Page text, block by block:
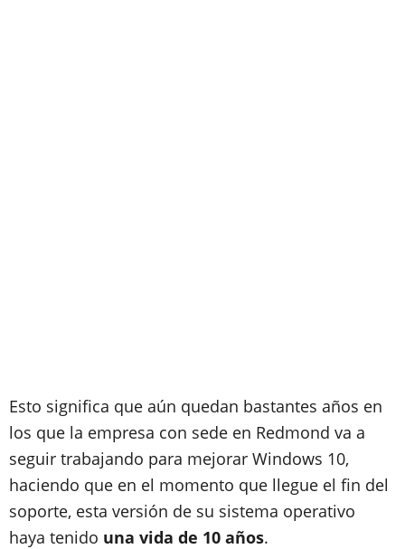
Esto significa que aún quedan bastantes años en
los que la empresa con sede en Redmond va a
seguir trabajando para mejorar Windows 10,
haciendo que en el momento que llegue el fin del
soporte, esta versión de su sistema operativo
haya tenido una vida de 10 años.